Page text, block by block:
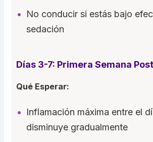
No conducir si estás bajo
sedación
Días 3-7: Primera Semana
Qué Esperar:
Inflamación máxima entre el
disminuye gradualmente